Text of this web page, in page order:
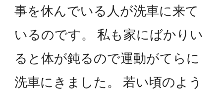
事を休んでいる人が洗車に来て
いるのです。 私も家にばかりい
ると体が鈍るので運動がてらに
洗車にきました。 若い頃のよう